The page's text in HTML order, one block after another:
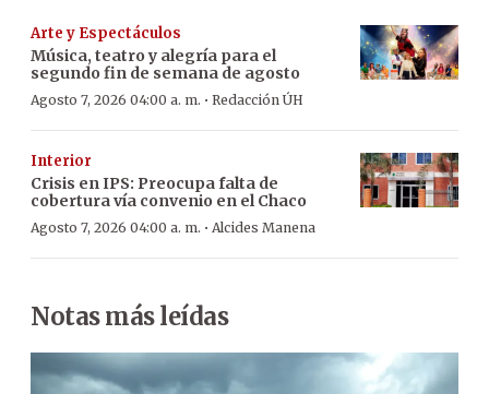
Arte y Espectáculos
Música, teatro y alegría para el
segundo fin de semana de agosto
Agosto 7, 2026 04:00 a. m. · Redacción ÚH
Interior
Crisis en IPS: Preocupa falta de
cobertura vía convenio en el Chaco
Agosto 7, 2026 04:00 a. m. · Alcides Manena
Notas más leídas